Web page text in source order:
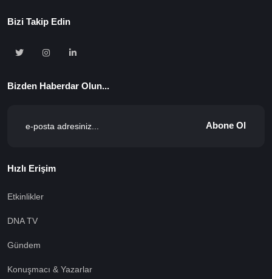
Bizi Takip Edin
Bizden Haberdar Olun...
Abone Ol
Hızlı Erişim
Etkinlikler
DNA TV
Gündem
Konuşmacı & Yazarlar